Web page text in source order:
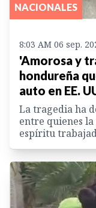
NACIONALES
8:03 AM 06 sep.
'Amorosa y
hondureña
auto en EE.
La tragedia ha
entre quienes
espíritu